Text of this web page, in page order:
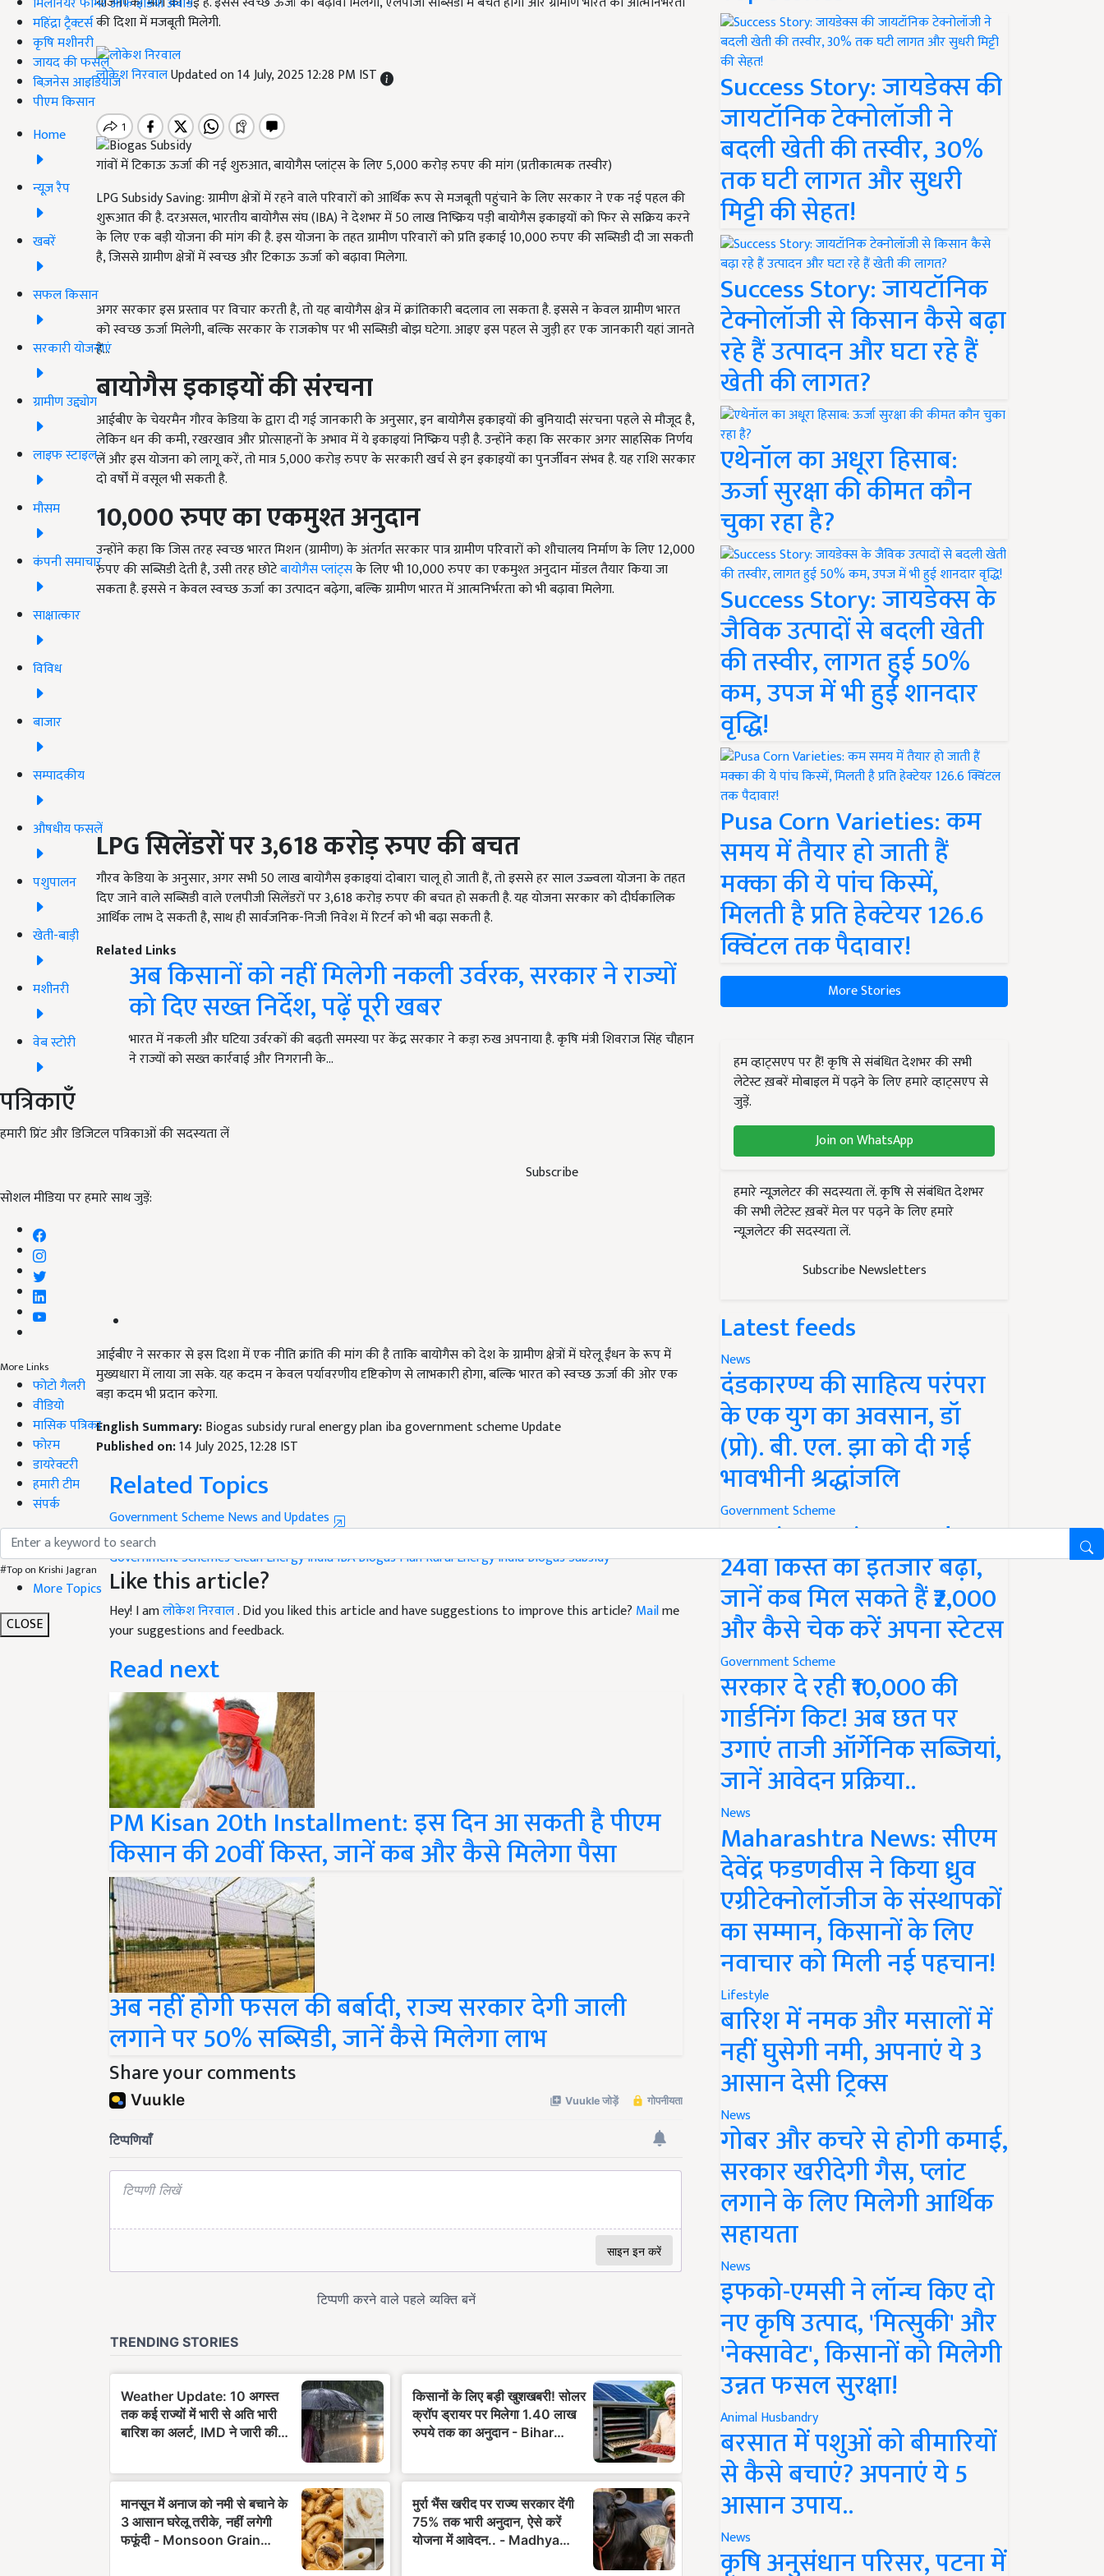
महिंद्रा ट्रैक्टर्स
कृषि मशीनरी
जायद की फसल
बिज़नेस आइडियाज
पीएम किसान
Home
न्यूज़ रैप
खबरें
सफल किसान
सरकारी योजनाएं
ग्रामीण उद्द्योग
लाइफ स्टाइल
मौसम
कंपनी समाचार
साक्षात्कार
विविध
बाजार
सम्पादकीय
औषधीय फसलें
पशुपालन
खेती-बाड़ी
मशीनरी
वेब स्टोरी
पत्रिकाएँ
हमारी प्रिंट और डिजिटल पत्रिकाओं की सदस्यता लें
Subscribe
सोशल मीडिया पर हमारे साथ जुड़ें:
More Links
फोटो गैलरी
वीडियो
मासिक पत्रिका
फोरम
डायरेक्टरी
हमारी टीम
संपर्क
#Top on Krishi Jagran
More Topics
CLOSE
की दिशा में मजबूती मिलेगी.
लोकेश निरवालUpdated on 14 July, 2025 12:28 PM IST
गांवों में टिकाऊ ऊर्जा की नई शुरुआत, बायोगैस प्लांट्स के लिए 5,000 करोड़ रुपए की मांग (प्रतीकात्मक तस्वीर)
LPG Subsidy Saving: ग्रामीण क्षेत्रों में रहने वाले परिवारों को आर्थिक रूप से मजबूती पहुंचाने के लिए सरकार ने एक नई पहल की
शुरूआत की है. दरअसल, भारतीय बायोगैस संघ (IBA) ने देशभर में 50 लाख निष्क्रिय पड़ी बायोगैस इकाइयों को फिर से सक्रिय करने
के लिए एक बड़ी योजना की मांग की है. इस योजना के तहत ग्रामीण परिवारों को प्रति इकाई 10,000 रुपए की सब्सिडी दी जा सकती
है, जिससे ग्रामीण क्षेत्रों में स्वच्छ और टिकाऊ ऊर्जा को बढ़ावा मिलेगा.
अगर सरकार इस प्रस्ताव पर विचार करती है, तो यह बायोगैस क्षेत्र में क्रांतिकारी बदलाव ला सकता है. इससे न केवल ग्रामीण भारत
को स्वच्छ ऊर्जा मिलेगी, बल्कि सरकार के राजकोष पर भी सब्सिडी बोझ घटेगा. आइए इस पहल से जुड़ी हर एक जानकारी यहां जानते
हैं...
बायोगैस इकाइयों की संरचना
आईबीए के चेयरमैन गौरव केडिया के द्वारा दी गई जानकारी के अनुसार, इन बायोगैस इकाइयों की बुनियादी संरचना पहले से मौजूद है,
लेकिन धन की कमी, रखरखाव और प्रोत्साहनों के अभाव में ये इकाइयां निष्क्रिय पड़ी है. उन्होंने कहा कि सरकार अगर साहसिक निर्णय
लें और इस योजना को लागू करें, तो मात्र 5,000 करोड़ रुपए के सरकारी खर्च से इन इकाइयों का पुनर्जीवन संभव है. यह राशि सरकार
दो वर्षों में वसूल भी सकती है.
10,000रुपएका एकमुश्त अनुदान
उन्होंने कहा कि जिस तरह स्वच्छ भारत मिशन (ग्रामीण) के अंतर्गत सरकार पात्र ग्रामीण परिवारों को शौचालय निर्माण के लिए 12,000
रुपए की सब्सिडी देती है, उसी तरह छोटेबायोगैस प्लांट्सके लिए भी 10,000 रुपए का एकमुश्त अनुदान मॉडल तैयार किया जा
सकता है. इससे न केवल स्वच्छ ऊर्जा का उत्पादन बढ़ेगा, बल्कि ग्रामीण भारत में आत्मनिर्भरता को भी बढ़ावा मिलेगा.
LPGसिलेंडरों पर 3,618करोड़ रुपए की बचत
गौरव केडिया के अनुसार, अगर सभी 50 लाख बायोगैस इकाइयां दोबारा चालू हो जाती हैं, तो इससे हर साल उज्ज्वला योजना के तहत
दिए जाने वाले सब्सिडी वाले एलपीजी सिलेंडरों पर 3,618 करोड़ रुपए की बचत हो सकती है. यह योजना सरकार को दीर्घकालिक
आर्थिक लाभ दे सकती है, साथ ही सार्वजनिक-निजी निवेश में रिटर्न को भी बढ़ा सकती है.
Related Links
अब किसानों को नहीं मिलेगी नकली उर्वरक, सरकार ने राज्यों
को दिए सख्त निर्देश, पढ़ें पूरी खबर
भारत में नकली और घटिया उर्वरकों की बढ़ती समस्या पर केंद्र सरकार ने कड़ा रुख अपनाया है. कृषि मंत्री शिवराज सिंह चौहान
ने राज्यों को सख्त कार्रवाई और निगरानी के…
आईबीए ने सरकार से इस दिशा में एक नीति क्रांति की मांग की है ताकि बायोगैस को देश के ग्रामीण क्षेत्रों में घरेलू ईंधन के रूप में
मुख्यधारा में लाया जा सके. यह कदम न केवल पर्यावरणीय दृष्टिकोण से लाभकारी होगा, बल्कि भारत को स्वच्छ ऊर्जा की ओर एक
बड़ा कदम भी प्रदान करेगा.
English Summary:Biogas subsidy rural energy plan iba government scheme Update
Published on:14 July 2025, 12:28 IST
Related Topics
Government Scheme News and Updates
Renewable Energy India
Government SchemesClean Energy IndiaIBA Biogas PlanRural Energy IndiaBiogas Subsidy
Like this article?
Hey! I amलोकेश निरवाल. Did you liked this article and have suggestions to improve this article? Mailme
your suggestions and feedback.
Read next
PM Kisan 20th Installment: इस दिन आ सकती है पीएम
किसान की 20वीं किस्त, जानें कब और कैसे मिलेगा पैसा
अब नहीं होगी फसल की बर्बादी, राज्य सरकार देगी जाली
लगाने पर 50% सब्सिडी, जानें कैसे मिलेगा लाभ
Share your comments
Success Story: जायडेक्स की
जायटॉनिक टेक्नोलॉजी ने
बदली खेती की तस्वीर, 30%
तक घटी लागत और सुधरी
मिट्टी की सेहत!
Success Story: जायटॉनिक
टेक्नोलॉजी से किसान कैसे बढ़ा
रहे हैं उत्पादन और घटा रहे हैं
खेती की लागत?
एथेनॉल का अधूरा हिसाब:
ऊर्जा सुरक्षा की कीमत कौन
चुका रहा है?
Success Story: जायडेक्स के
जैविक उत्पादों से बदली खेती
की तस्वीर, लागत हुई 50%
कम, उपज में भी हुई शानदार
वृद्धि!
Pusa Corn Varieties: कम
समय में तैयार हो जाती हैं
मक्का की ये पांच किस्में,
मिलती है प्रति हेक्टेयर 126.6
क्विंटल तक पैदावार!
More Stories
हम व्हाट्सएप पर हैं! कृषि से संबंधित देशभर की सभी
लेटेस्ट ख़बरें मोबाइल में पढ़ने के लिए हमारे व्हाट्सएप से
जुड़ें.
Join on WhatsApp
हमारे न्यूज़लेटर की सदस्यता लें. कृषि से संबंधित देशभर
की सभी लेटेस्ट ख़बरें मेल पर पढ़ने के लिए हमारे
न्यूज़लेटर की सदस्यता लें.
Subscribe Newsletters
Latest feeds
News
दंडकारण्य की साहित्य परंपरा
के एक युग का अवसान, डॉ
(प्रो). बी. एल. झा को दी गई
भावभीनी श्रद्धांजलि
Government Scheme
PM Kisan Yojana Update:
24वीं किस्त का इंतजार बढ़ा,
जानें कब मिल सकते हैं ₹2,000
और कैसे चेक करें अपना स्टेटस
Government Scheme
सरकार दे रही ₹10,000 की
गार्डनिंग किट! अब छत पर
उगाएं ताजी ऑर्गेनिक सब्जियां,
जानें आवेदन प्रक्रिया..
News
Maharashtra News: सीएम
देवेंद्र फडणवीस ने किया ध्रुव
एग्रीटेक्नोलॉजीज के संस्थापकों
का सम्मान, किसानों के लिए
नवाचार को मिली नई पहचान!
Lifestyle
बारिश में नमक और मसालों में
नहीं घुसेगी नमी, अपनाएं ये 3
आसान देसी ट्रिक्स
News
गोबर और कचरे से होगी कमाई,
सरकार खरीदेगी गैस, प्लांट
लगाने के लिए मिलेगी आर्थिक
सहायता
News
इफको-एमसी ने लॉन्च किए दो
नए कृषि उत्पाद, 'मित्सुकी' और
'नेक्सावेट', किसानों को मिलेगी
उन्नत फसल सुरक्षा!
Animal Husbandry
बरसात में पशुओं को बीमारियों
से कैसे बचाएं? अपनाएं ये 5
आसान उपाय..
News
कृषि अनुसंधान परिसर, पटना में